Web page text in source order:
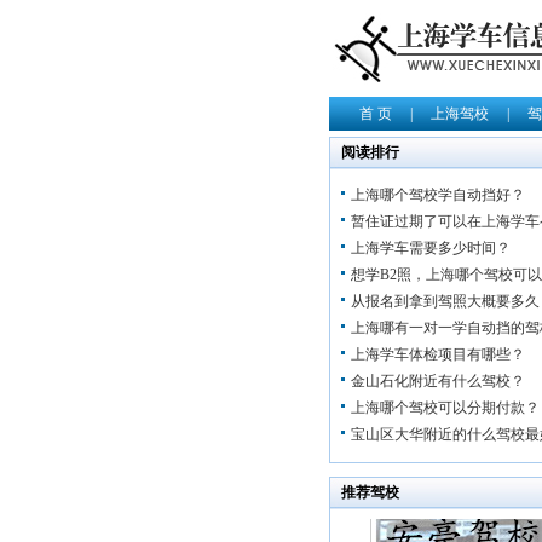
首 页|上海驾校|
阅读排行
上海哪个驾校学自动挡好？
暂住证过期了可以在上海学
上海学车需要多少时间？
想学B2照，上海哪个驾校可
从报名到拿到驾照大概要多
上海哪有一对一学自动挡的
上海学车体检项目有哪些？
金山石化附近有什么驾校？
上海哪个驾校可以分期付款？
宝山区大华附近的什么驾校
推荐驾校